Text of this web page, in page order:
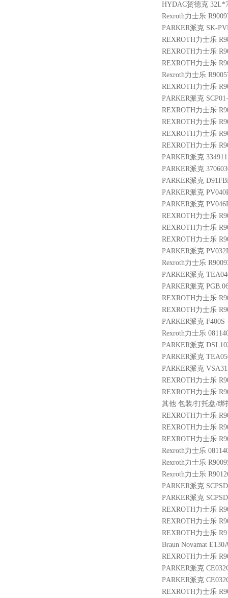
HYDAC贺德克
Rexroth力士乐
PARKER派克 SK-
REXROTH力士乐
REXROTH力士乐
REXROTH力士乐
Rexroth力士乐
REXROTH力士乐
PARKER派克
REXROTH力士乐
REXROTH力士乐
REXROTH力士乐
REXROTH力士乐
PARKER派克
PARKER派克
PARKER派克
PARKER派克
PARKER派克
REXROTH力士乐
REXROTH力士乐
REXROTH力士乐
PARKER派克
Rexroth力士乐
PARKER派克
PARKER派克
REXROTH力士乐
REXROTH力士乐
PARKER派克
Rexroth力士乐
PARKER派克
PARKER派克
PARKER派克
REXROTH力士乐
REXROTH力士乐
其他 包装/打托盘/
REXROTH力士乐
REXROTH力士乐
REXROTH力士乐
Rexroth力士乐
Rexroth力士乐
Rexroth力士乐
PARKER派克
PARKER派克
REXROTH力士乐
REXROTH力士乐
REXROTH力士乐
Braun Novamat
REXROTH力士乐
PARKER派克
PARKER派克
REXROTH力士乐